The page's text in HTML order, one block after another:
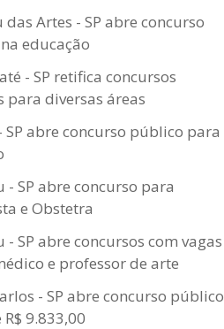
Artes - SP abre concurso
educação
- SP retifica concursos
para diversas áreas
abre concurso público para
SP abre concurso para
e Obstetra
SP abre concursos com vagas
e professor de arte
- SP abre concurso público
9.833,00